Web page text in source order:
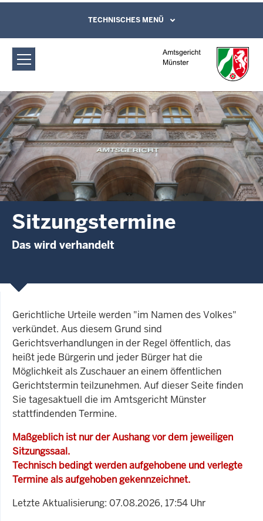
Amtsgericht Münster: Sitzungstermine
Direkt zum Inhalt
Leichte Sprache, Gebärdensprachenvideo
und Kontaktformular
TECHNISCHES MENÜ
Sitzungstermine
Das wird verhandelt
Gerichtliche Urteile werden "im Namen des Volkes"
verkündet. Aus diesem Grund sind
Gerichtsverhandlungen in der Regel öffentlich, das
heißt jede Bürgerin und jeder Bürger hat die
Möglichkeit als Zuschauer an einem öffentlichen
Gerichtstermin teilzunehmen. Auf dieser Seite finden
Sie tagesaktuell die im Amtsgericht Münster
stattfindenden Termine.
Maßgeblich ist nur der Aushang vor dem jeweiligen
Sitzungssaal.
Technisch bedingt werden aufgehobene und verlegte
Termine als aufgehoben gekennzeichnet.
Letzte Aktualisierung: 07.08.2026, 17:54 Uhr